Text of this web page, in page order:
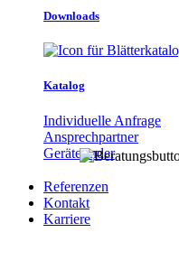
Downloads
Katalog
Individuelle Anfrage
Ansprechpartner
Gerätefinder
Referenzen
Kontakt
Karriere